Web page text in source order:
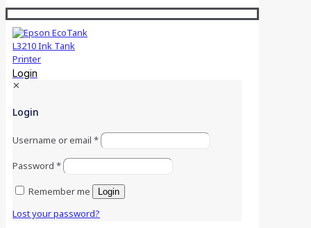
Login
✕
Login
Username or email *
Password *
Remember me
Login
Lost your password?